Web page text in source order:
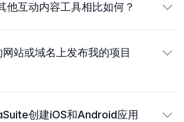
他互动内容工具相比如何？
站或域名上发布我的项目
创建iOS和Android应用